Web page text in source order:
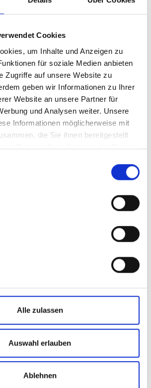
Cookies
um Inhalte und Anzeigen zu
für soziale Medien anbieten
Zugriffe auf unsere Website zu
geben wir Informationen zu Ihrer
Website an unsere Partner für
und Analysen weiter. Unsere
Informationen möglicherweise mit
die Sie ihnen bereitgestellt
im Rahmen Ihrer Nutzung der Dienste
Alle zulassen
Auswahl erlauben
Ablehnen
in denen Innenausstattungen aus
für Läden hergestellt werden
von Bauelementen,
von Möbeln und Innenausbauteilen
GmbH
GmbH